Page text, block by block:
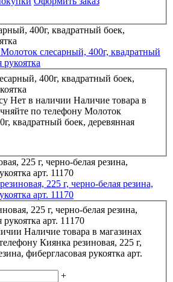
Молоток слесарный, 400г, квадратный
рукоятка
Нет в наличии Наличие товара в
по телефону Молоток
квадратный боек, деревянная
225 г, черно-белая резина,
арт. 11170
Наличие товара в магазинах
Киянка резиновая, 225 г,
фибергласовая рукоятка арт.
+